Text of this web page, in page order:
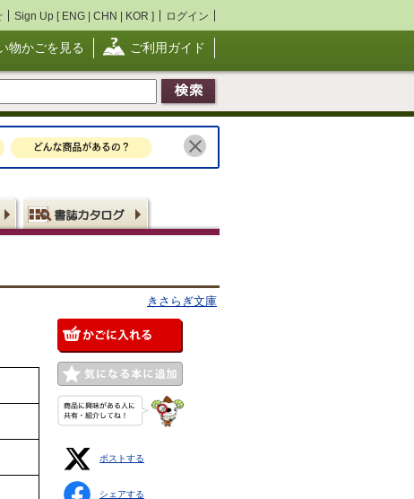
Sign Up [ ENG | CHN | KOR ] ログイン
物かごを見る ご利用ガイド
きさらぎ文庫
ポストする
シェアする